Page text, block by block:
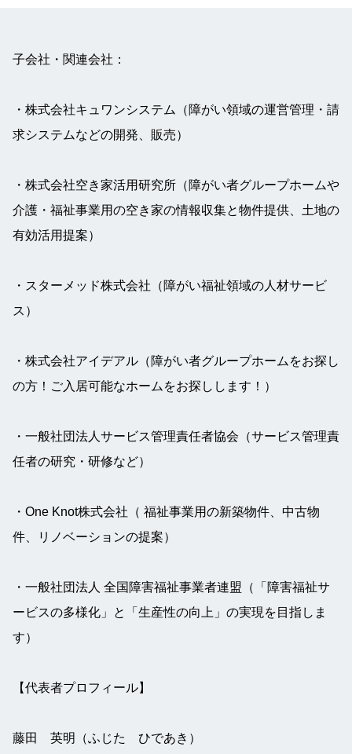
子会社・関連会社：
・株式会社キュワンシステム（障がい領域の運営管理・請
求システムなどの開発、販売）
・株式会社空き家活用研究所（障がい者グループホームや
介護・福祉事業用の空き家の情報収集と物件提供、土地の
有効活用提案）
・スターメッド株式会社（障がい福祉領域の人材サービ
ス）
・株式会社アイデアル（障がい者グループホームをお探し
の方！ご入居可能なホームをお探しします！）
・一般社団法人サービス管理責任者協会（サービス管理責
任者の研究・研修など）
・One Knot株式会社（ 福祉事業用の新築物件、中古物
件、リノベーションの提案）
・一般社団法人 全国障害福祉事業者連盟（「障害福祉サ
ービスの多様化」と「生産性の向上」の実現を目指しま
す）
【代表者プロフィール】
藤田　英明（ふじた　ひであき）